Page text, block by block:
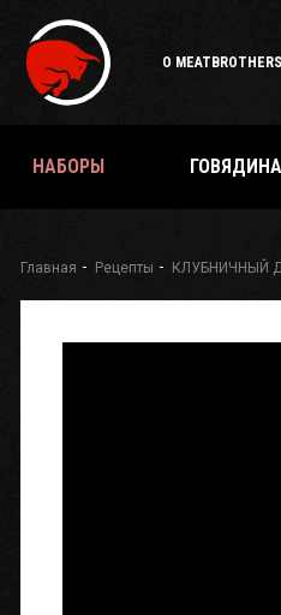
О MEATBROTHERS
НАБОРЫ ГОВЯДИНА
Главная Рецепты КЛУБНИЧНЫЙ